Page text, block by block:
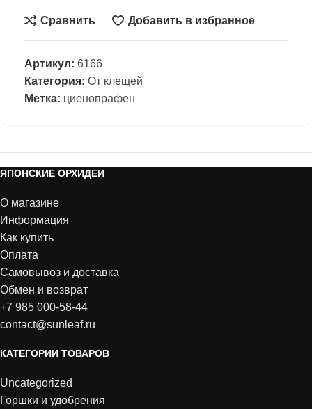
Сравнить Добавить в избранное
Артикул: 6166
Категория: От клещей
Метка: циенопрафен
ЯПОНСКИЕ ОРХИДЕИ
О магазине
Информация
Как купить
Оплата
Самовывоз и доставка
Обмен и возврат
+7 985 000-58-44
contact@sunleaf.ru
КАТЕГОРИИ ТОВАРОВ
Uncategorized
Горшки и удобрения